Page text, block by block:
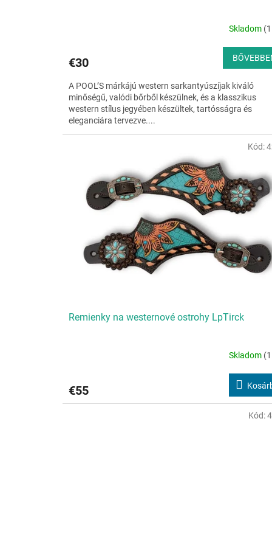
Skladom
€30
A POOL’S márkájú western sarkantyúszíjak kiváló
minőségű, valódi bőrből készülnek, és a klasszikus
western stílus jegyében készültek, tartósságra és
eleganciára tervezve....
Remienky na westernové ostrohy LpTirck
Skladom
€55
Kód:
Kód: